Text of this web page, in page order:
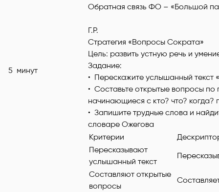
5 минут
Обратная связь ФО – «Большой
Г.Р.
Стратегия «Вопросы Сократа»
Цель: развить устную речь и
Задание:
• Перескажите услышанный текст
• Составьте открытые вопросы
начинающиеся с кто? что? когда?
• Запишите трудные слова и
словаре Ожегова
Критерии
Пересказывают
услышанный текст
Составляют открытые
вопросы